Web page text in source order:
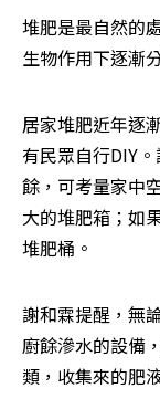
堆肥是最自然的
生物作用下逐漸
居家堆肥近年逐
有民眾自行DIY
餘，可考量家中
大的堆肥箱；如
堆肥桶。
謝和霖提醒，無
廚餘滲水的設備
類，收集來的肥